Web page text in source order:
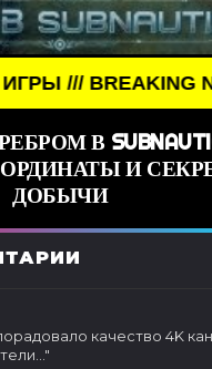
NEWS ///
В
И
ДОБЫЧИ
качество 4K
"